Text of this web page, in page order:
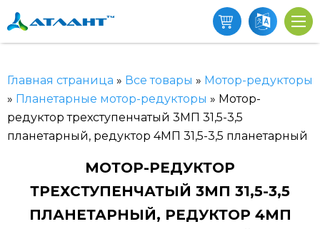
Главная страница » Все товары » Мотор-редукторы
» Планетарные мотор-редукторы » Мотор-
редуктор трехступенчатый 3МП 31,5-3,5
планетарный, редуктор 4МП 31,5-3,5 планетарный
МОТОР-РЕДУКТОР
ТРЕХСТУПЕНЧАТЫЙ 3МП 31,5-3,5
ПЛАНЕТАРНЫЙ, РЕДУКТОР 4МП